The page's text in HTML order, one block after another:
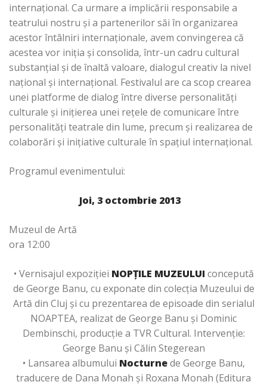
internaţional. Ca urmare a implicării responsabile a
teatrului nostru și a partenerilor săi în organizarea
acestor întâlniri internaționale, avem convingerea că
acestea vor iniția și consolida, într-un cadru cultural
substanțial și de înaltă valoare, dialogul creativ la nivel
naţional şi internaţional. Festivalul are ca scop crearea
unei platforme de dialog între diverse personalități
culturale și inițierea unei rețele de comunicare între
personalități teatrale din lume, precum și realizarea de
colaborări și inițiative culturale în spațiul internațional.
Programul evenimentului:
Joi, 3 octombrie 2013
Muzeul de Artă
ora 12:00
• Vernisajul expoziţiei NOPŢILE MUZEULUIconcepută
de George Banu, cu exponate din colecţia Muzeului de
Artă din Cluj şi cu prezentarea de episoade din serialul
NOAPTEA, realizat de George Banu și Dominic
Dembinschi, producție a TVR Cultural. Intervenție:
George Banu și Călin Stegerean
• Lansarea albumului Nocturnede George Banu,
traducere de Dana Monah și Roxana Monah (Editura